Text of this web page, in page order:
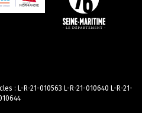
: L-R-21-010563 L-R-21-010640 L-R-21-